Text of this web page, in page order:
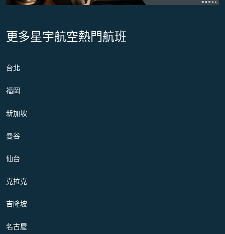
更多星宇航空熱門航班
台北
福岡
新加坡
曼谷
仙台
克拉克
吉隆坡
名古屋